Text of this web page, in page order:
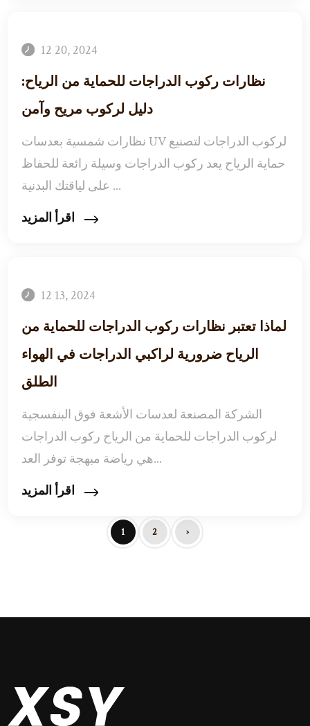
12 20, 2024
نظارات ركوب الدراجات للحماية من الرياح:
دليل لركوب مريح وآمن
نظارات شمسية بعدسات UV لركوب الدراجات لتصنيع
حماية الرياح يعد ركوب الدراجات وسيلة رائعة للحفاظ
على لياقتك البدنية ...
12 13, 2024
لماذا تعتبر نظارات ركوب الدراجات للحماية من
الرياح ضرورية لراكبي الدراجات في الهواء
الطلق
الشركة المصنعة لعدسات الأشعة فوق البنفسجية
لركوب الدراجات للحماية من الرياح ركوب الدراجات
هي رياضة مبهجة توفر العد...
1 2 ›